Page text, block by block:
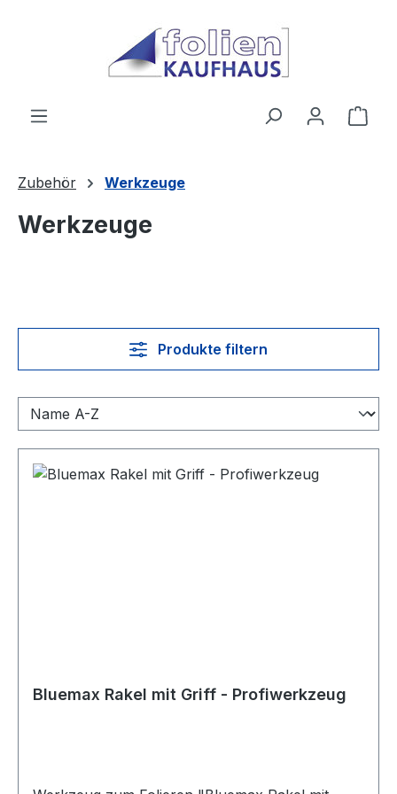
Zubehör Werkzeuge
Werkzeuge
Produkte filtern
Bluemax Rakel mit Griff - Profiwerkzeug